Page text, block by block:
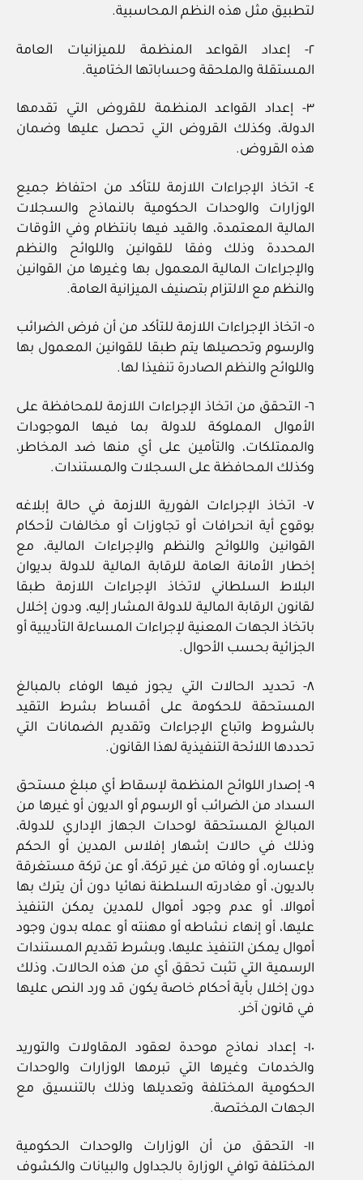
لتطبيق مثل هذه النظم المحاسبية.
٢- إعداد القواعد المنظمة للميزانيات العامة
المستقلة والملحقة وحساباتها الختامية.
٣- إعداد القواعد المنظمة للقروض التي تقدمها
الدولة، وكذلك القروض التي تحصل عليها وضمان
هذه القروض.
٤- اتخاذ الإجراءات اللازمة للتأكد من احتفاظ جميع
الوزارات والوحدات الحكومية بالنماذج والسجلات
المالية المعتمدة، والقيد فيها بانتظام وفي الأوقات
المحددة وذلك وفقا للقوانين واللوائح والنظم
والإجراءات المالية المعمول بها وغيرها من القوانين
والنظم مع الالتزام بتصنيف الميزانية العامة.
٥- اتخاذ الإجراءات اللازمة للتأكد من أن فرض الضرائب
والرسوم وتحصيلها يتم طبقا للقوانين المعمول بها
واللوائح والنظم الصادرة تنفيذا لها.
٦- التحقق من اتخاذ الإجراءات اللازمة للمحافظة على
الأموال المملوكة للدولة بما فيها الموجودات
والممتلكات، والتأمين على أي منها ضد المخاطر،
وكذلك المحافظة على السجلات والمستندات.
٧- اتخاذ الإجراءات الفورية اللازمة في حالة إبلاغه
بوقوع أية انحرافات أو تجاوزات أو مخالفات لأحكام
القوانين واللوائح والنظم والإجراءات المالية، مع
إخطار الأمانة العامة للرقابة المالية للدولة بديوان
البلاط السلطاني لاتخاذ الإجراءات اللازمة طبقا
لقانون الرقابة المالية للدولة المشار إليه، ودون إخلال
باتخاذ الجهات المعنية لإجراءات المساءلة التأديبية أو
الجزائية بحسب الأحوال.
٨- تحديد الحالات التي يجوز فيها الوفاء بالمبالغ
المستحقة للحكومة على أقساط بشرط التقيد
بالشروط واتباع الإجراءات وتقديم الضمانات التي
تحددها اللائحة التنفيذية لهذا القانون.
٩- إصدار اللوائح المنظمة لإسقاط أي مبلغ مستحق
السداد من الضرائب أو الرسوم أو الديون أو غيرها من
المبالغ المستحقة لوحدات الجهاز الإداري للدولة،
وذلك في حالات إشهار إفلاس المدين أو الحكم
بإعساره، أو وفاته من غير تركة، أو عن تركة مستغرقة
بالديون، أو مغادرته السلطنة نهائيا دون أن يترك بها
أموالا، أو عدم وجود أموال للمدين يمكن التنفيذ
عليها، أو إنهاء نشاطه أو مهنته أو عمله بدون وجود
أموال يمكن التنفيذ عليها، وبشرط تقديم المستندات
الرسمية التي تثبت تحقق أي من هذه الحالات، وذلك
دون إخلال بأية أحكام خاصة يكون قد ورد النص عليها
في قانون آخر.
١٠- إعداد نماذج موحدة لعقود المقاولات والتوريد
والخدمات وغيرها التي تبرمها الوزارات والوحدات
الحكومية المختلفة وتعديلها وذلك بالتنسيق مع
الجهات المختصة.
١١- التحقق من أن الوزارات والوحدات الحكومية
المختلفة توافي الوزارة بالجداول والبيانات والكشوف